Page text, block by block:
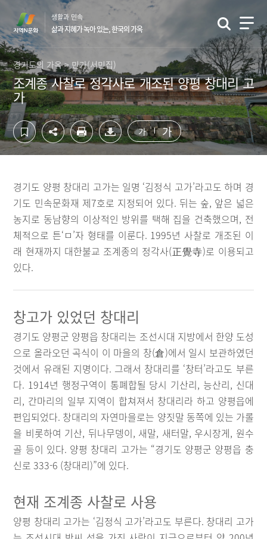
츠
영
역
바
로
가
기
영
역
바
로
가
기
생활과 민속
삶과 지혜가 녹아 있는, 한국의 가옥
경기도의 가옥 > 민가(서민집)
조계종 사찰로 정각사로 개조된 양평 창대리 고
가
가 가
경기도 양평 창대리 고가는 일명 ‘김정식 고가’라고도 하며 경
기도 민속문화재 제7호로 지정되어 있다. 뒤는 숲, 앞은 넓은
농지로 동남향의 이상적인 방위를 택해 집을 건축했으며, 전
체적으로 튼‘ㅁ’자 형태를 이룬다. 1995년 사찰로 개조된 이
래 현재까지 대한불교 조계종의 정각사(正覺寺)로 이용되고
있다.
창고가 있었던 창대리
경기도 양평군 양평읍 창대리는 조선시대 지방에서 한양 도성
으로 올라오던 곡식이 이 마을의 창(倉)에서 일시 보관하였던
것에서 유래된 지명이다. 그래서 창대리를 ‘창터’라고도 부른
다. 1914년 행정구역이 통폐합될 당시 기산리, 능산리, 신대
리, 간마리의 일부 지역이 합쳐져서 창대리라 하고 양평읍에
편입되었다. 창대리의 자연마을로는 양짓말 동쪽에 있는 가롤
을 비롯하여 기산, 뒤나무뎅이, 새말, 새터말, 우시장게, 원수
골 등이 있다. 양평 창대리 고가는 “경기도 양평군 양평읍 충
신로 333-6 (창대리)”에 있다.
현재 조계종 사찰로 사용
양평 창대리 고가는 ‘김정식 고가’라고도 부른다. 창대리 고가